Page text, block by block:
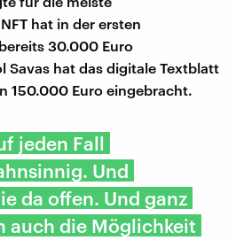
hat in der ersten
30.000 Euro
Savas hat das digitale Textblatt
150.000 Euro eingebracht.
jeden Fall
Und
da offen. Und ganz
auch die Möglichkeit